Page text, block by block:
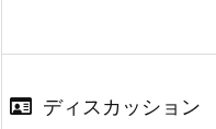
ディスカッション